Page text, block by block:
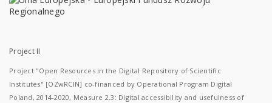
Project II
Project "Open Resources in the Digital Repository of Scientific
Institutes" [OZwRCIN] co-financed by Operational Program Digital
Poland, 2014-2020, Measure 2.3: Digital accessibility and usefulness of